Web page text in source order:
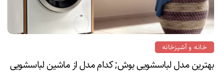
خانه و آشپزخانه
بهترین مدل لباسشویی بوش; کدام مدل از ماشین لباسشویی